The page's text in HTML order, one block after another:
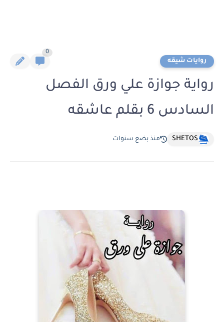
روايات شيقه
0
رواية جوازة علي ورق الفصل
السادس 6 بقلم عاشقه
SHETOS منذ بضع سنوات